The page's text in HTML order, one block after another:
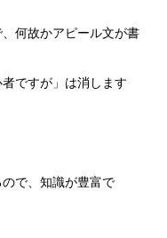
、何故かアピール文が書
ですが」は消します
ので、知識が豊富で